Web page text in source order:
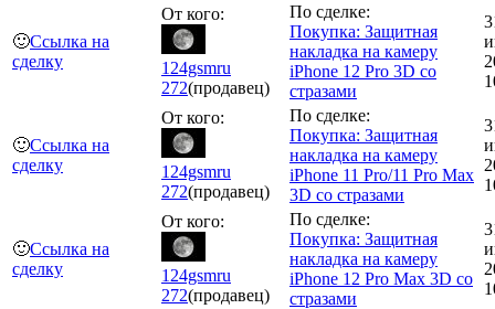
🙂Ссылка на
сделку
От кого:
124gsmru
272(продавец)
По сделке:
Покупка: Защитная
накладка на камеру
iPhone 12 Pro 3D со
стразами
🙂Ссылка на
сделку
От кого:
124gsmru
272(продавец)
По сделке:
Покупка: Защитная
накладка на камеру
iPhone 11 Pro/11 Pro Max
3D со стразами
🙂Ссылка на
сделку
От кого:
124gsmru
272(продавец)
По сделке:
Покупка: Защитная
накладка на камеру
iPhone 12 Pro Max 3D со
стразами